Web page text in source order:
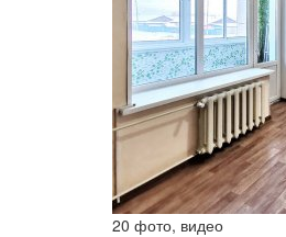
20 фото, видео